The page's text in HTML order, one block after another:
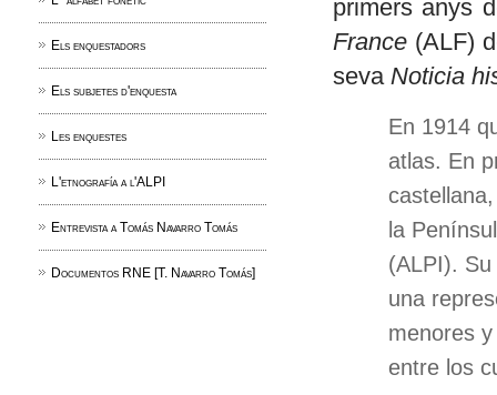
Els enquestadors
Els subjetes d'enquesta
Les enquestes
L'etnografía a l'ALPI
Entrevista a Tomás Navarro Tomás
Documentos RNE [T. Navarro Tomás]
primers anys
France (ALF)
seva Noticia
En 1914
atlas. En
la
(ALPI).
una
menores
entre los